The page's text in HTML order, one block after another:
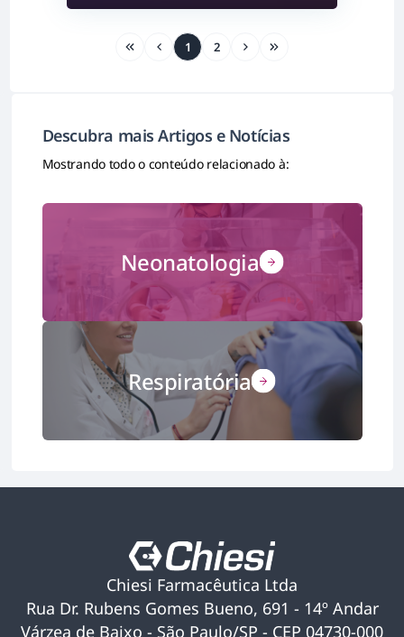
1 2
Descubra mais Artigos e Notícias
Mostrando todo o conteúdo relacionado à:
Neonatologia
Respiratória
Chiesi Farmacêutica Ltda
Rua Dr. Rubens Gomes Bueno, 691 - 14º Andar
Várzea de Baixo - São Paulo/SP - CEP 04730-000